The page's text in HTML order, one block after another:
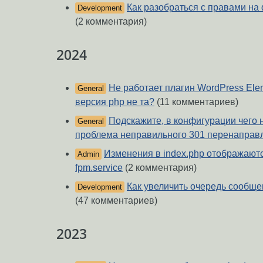
Development
Как разобраться с правами
(2 комментария)
2024
General
Не работает плагин WordPress
версия php не та? (11 комментариев)
General
Подскажите, в конфигурации
проблема неправильного 301
Admin
Изменения в index.php
fpm.service (2 комментария)
Development
Как увеличить очередь
(47 комментариев)
2023